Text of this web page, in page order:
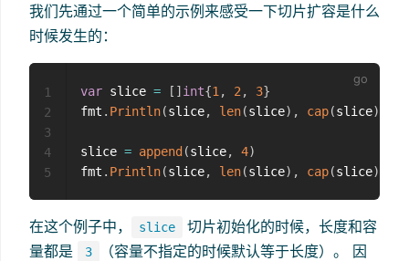
我们先通过一个简单的示例来感受一下切片扩容是什么
时候发生的：
var slice = [ ] int{1 , 2 , 3}
fmt . Println(slice, len(slice) , cap(slice)
slice = append (slice, 4)
fmt . Println(slice, len(slice) , cap(slice)
1
2
3
4
5
在这个例子中， slice
切片初始化的时候，长度和容
量都是
3
（容量不指定的时候默认等于长度）。 因